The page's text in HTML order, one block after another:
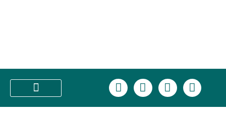
L
i
n
F
a
c
I
n
s
T
i
k